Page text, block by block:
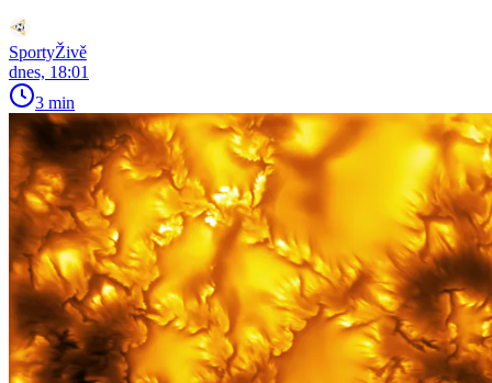
SportyŽivě
dnes, 18:01
3 min